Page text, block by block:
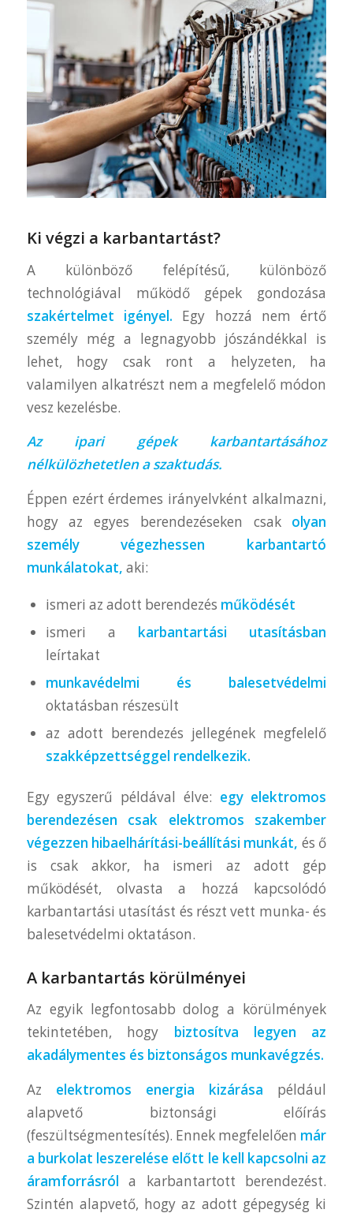
Ki végzi a karbantartást?
A különböző felépítésű, különböző
technológiával működő gépek gondozása
szakértelmet igényel. Egy hozzá nem értő
személy még a legnagyobb jószándékkal is
lehet, hogy csak ront a helyzeten, ha
valamilyen alkatrészt nem a megfelelő módon
vesz kezelésbe.
Az ipari gépek karbantartásához
nélkülözhetetlen a szaktudás.
Éppen ezért érdemes irányelvként alkalmazni,
hogy az egyes berendezéseken csak olyan
személy végezhessen karbantartó
munkálatokat, aki:
ismeri az adott berendezés működését
ismeri a karbantartási utasításban
leírtakat
munkavédelmi és balesetvédelmi
oktatásban részesült
az adott berendezés jellegének megfelelő
szakképzettséggel rendelkezik.
Egy egyszerű példával élve: egy elektromos
berendezésen csak elektromos szakember
végezzen hibaelhárítási-beállítási munkát, és ő
is csak akkor, ha ismeri az adott gép
működését, olvasta a hozzá kapcsolódó
karbantartási utasítást és részt vett munka- és
balesetvédelmi oktatáson.
A karbantartás körülményei
Az egyik legfontosabb dolog a körülmények
tekintetében, hogy biztosítva legyen az
akadálymentes és biztonságos munkavégzés.
Az elektromos energia kizárása például
alapvető biztonsági előírás
(feszültségmentesítés). Ennek megfelelően már
a burkolat leszerelése előtt le kell kapcsolni az
áramforrásról a karbantartott berendezést.
Szintén alapvető, hogy az adott gépegység ki